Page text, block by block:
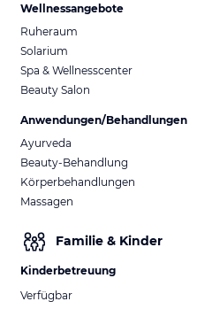
Wellnessangebote
Ruheraum
Solarium
Spa & Wellnesscenter
Beauty Salon
Anwendungen/Behandlungen
Ayurveda
Beauty-Behandlung
Körperbehandlungen
Massagen
Familie & Kinder
Kinderbetreuung
Verfügbar